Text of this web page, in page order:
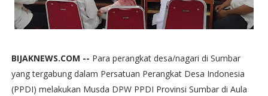
BIJAKNEWS.COM -- Para perangkat desa/nagari di Sumbar
yang tergabung dalam Persatuan Perangkat Desa Indonesia
(PPDI) melakukan Musda DPW PPDI Provinsi Sumbar di Aula